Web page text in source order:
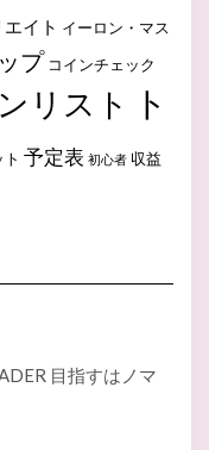
イト イーロン・マス
プ コインチェック
リスト
ト
予定表 初心者 収益
目指すはノマ